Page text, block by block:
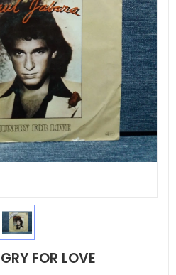
FOR LOVE